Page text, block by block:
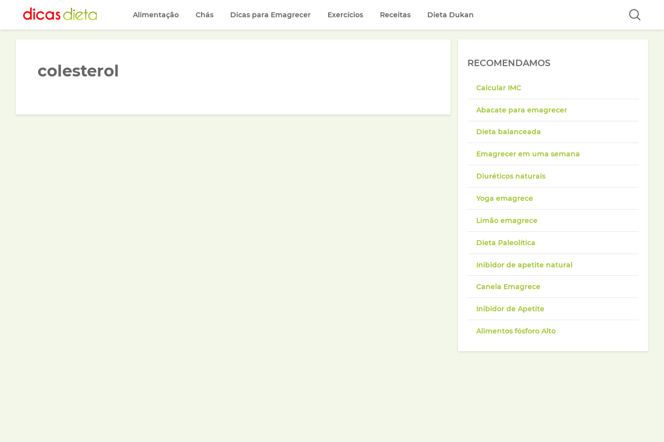
Alimentação Chás Dicas para Emagrecer Exercícios Receitas Dieta Dukan
colesterol RECOMENDAMOS
Calcular IMC
Abacate para emagrecer
Dieta balanceada
Emagrecer em uma semana
Diuréticos naturais
Yoga emagrece
Limão emagrece
Dieta Paleolítica
Inibidor de apetite natural
Canela Emagrece
Inibidor de Apetite
Alimentos fósforo Alto